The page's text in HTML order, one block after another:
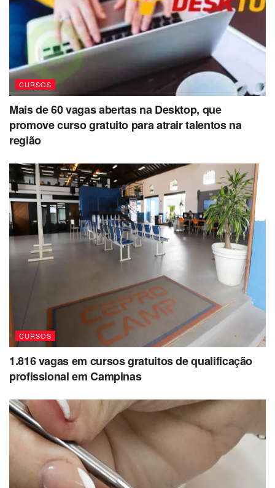
CURSOS
Mais de 60 vagas abertas na Desktop, que
promove curso gratuito para atrair talentos na
região
CURSOS
1.816 vagas em cursos gratuitos de qualificação
profissional em Campinas